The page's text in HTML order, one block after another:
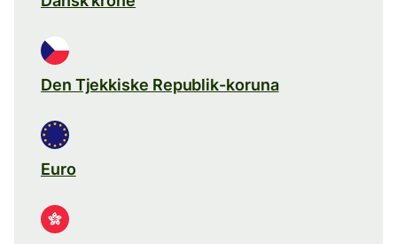
Den Tjekkiske Republik-koruna
Euro